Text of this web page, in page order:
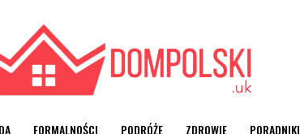
FORMALNOŚCI PODRÓŻE ZDROWIE PORADNIKI